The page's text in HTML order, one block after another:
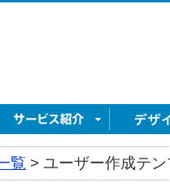
覧 > ユーザー作成テ